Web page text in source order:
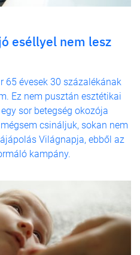
eséllyel nem lesz
65 évesek 30 százalékának
Ez nem pusztán esztétikai
sor betegség okozója
csináljuk, sokan nem
Világnapja, ebből az
kampány.